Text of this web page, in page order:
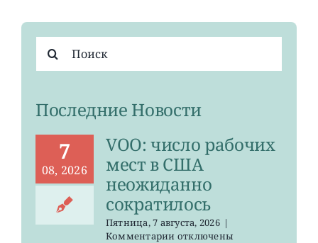
поиска:
Последние Новости
7
08, 2026
VOO: число рабочих
мест в США
неожиданно
сократилось
Пятница, 7 августа, 2026 |
Комментариикотключены